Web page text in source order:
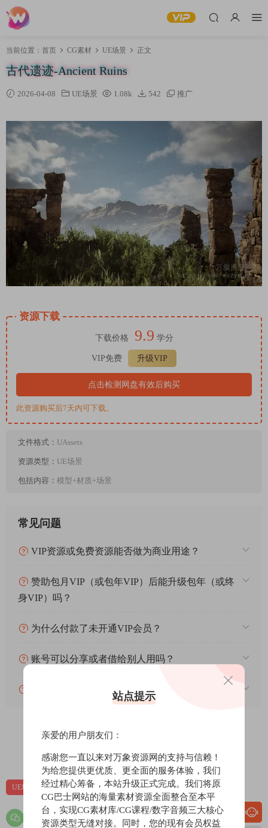
当前位置： 首页 CG素材 UE场景 正文
古代遗迹-Ancient Ruins
2026-04-08 UE场景 1.08k 542 推广
资源下载
下载价格 9.9 学分
VIP免费 升级VIP
点击检测网盘有效后购买
此资源购买后7天内可下载。
文件格式： UAssets
资源类型： UE场景
包括内容： 模型+材质+场景
常见问题
VIP资源或免费资源能否做为商业用途？
赞助包月VIP（或包年VIP）后能升级包年（或终
身VIP）吗？
为什么付款了未开通VIP会员？
账号可以分享或者借给别人用吗？
VIP会员剩余时间查询？
0 0
UE场景 UE场景-自然环境 UE资源
站点提示
亲爱的用户朋友们：
感谢您一直以来对万象资源网的支持与信赖！
为给您提供更优质、更全面的服务体验，我们
经过精心筹备，本站升级正式完成。我们将原
CG巴士网站的海量素材资源全面整合至本平
台，实现CG素材库/CG课程/数字音频三大核心
资源类型无缝对接。同时，您的现有会员权益